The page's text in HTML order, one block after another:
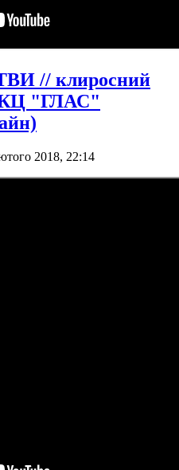
// клиросний
"ГЛАС"
2018, 22:14